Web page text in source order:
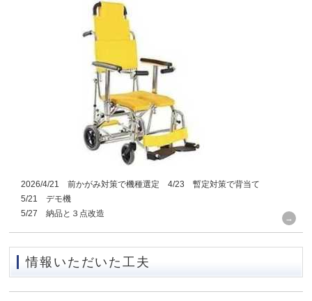
2026/4/21 前かがみ対策で機種選定 4/23 暫定対策で背当て
5/21 デモ機
5/27 納品と３点改造
情報いただいた工夫